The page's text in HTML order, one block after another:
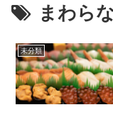
まわら
未分類